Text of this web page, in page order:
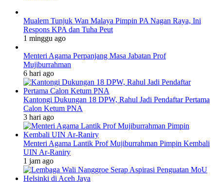
Mualem Tunjuk Wan Malaya Pimpin PA Nagan Raya, Ini
Respons KPA dan Tuha Peut
1 minggu ago
Menteri Agama Perpanjang Masa Jabatan Prof
Mujiburrahman
6 hari ago
Kantongi Dukungan 18 DPW, Rahul Jadi Pendaftar Pertama
Calon Ketum PNA
3 hari ago
Menteri Agama Lantik Prof Mujiburrahman Pimpin Kembali
UIN Ar-Raniry
1 jam ago